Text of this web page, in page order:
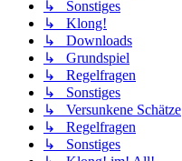
↳ Sonstiges
↳ Klong!
↳ Downloads
↳ Grundspiel
↳ Regelfragen
↳ Sonstiges
↳ Versunkene Schätze
↳ Regelfragen
↳ Sonstiges